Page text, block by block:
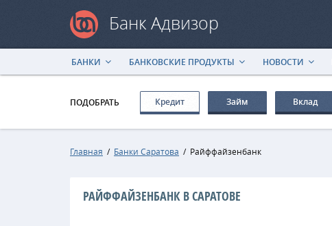
Банк Адвизор
БАНКИ БАНКОВСКИЕ ПРОДУКТЫ НОВОСТИ
ПОДОБРАТЬ Кредит Займ Вклад
Главная / Банки Саратова / Райффайзенбанк
РАЙФФАЙЗЕНБАНК В САРАТОВЕ